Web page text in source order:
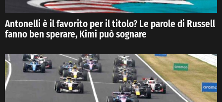
Antonelli è il favorito per il titolo? Le parole di Russell
fanno ben sperare, Kimi può sognare